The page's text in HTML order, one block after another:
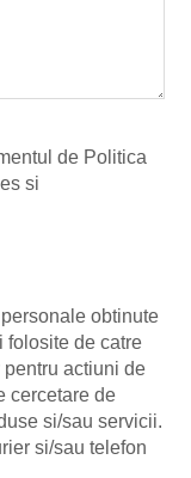
de Politica
si
obtinute
folosite de catre
actiuni de
cercetare de
si/sau servicii.
si/sau telefon